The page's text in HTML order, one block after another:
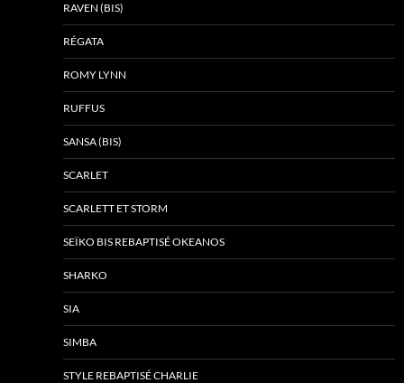
RAVEN (BIS)
RÉGATA
ROMY LYNN
RUFFUS
SANSA (BIS)
SCARLET
SCARLETT ET STORM
SEÏKO BIS REBAPTISÉ OKEANOS
SHARKO
SIA
SIMBA
STYLE REBAPTISÉ CHARLIE